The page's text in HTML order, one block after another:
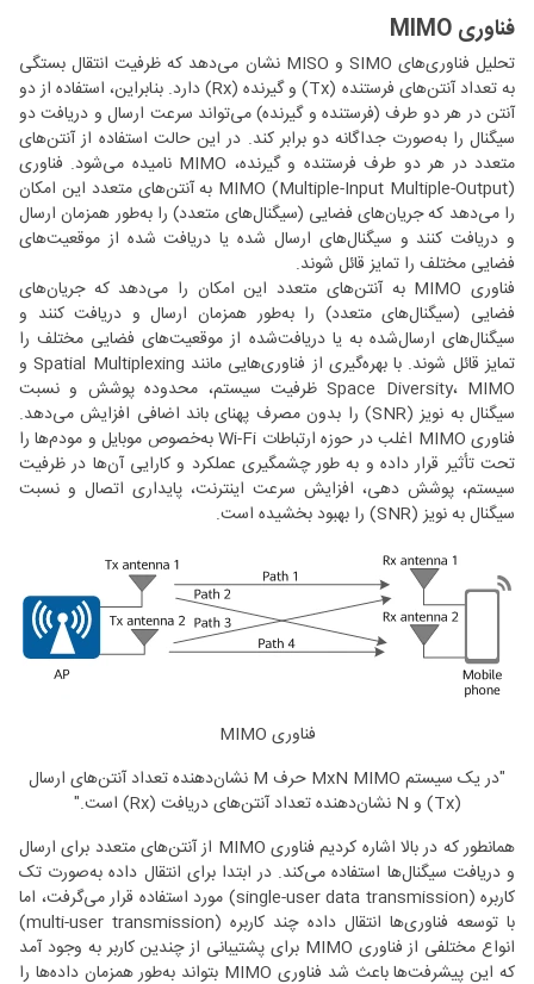
فناوری MIMO
تحلیل‌ فناوری‌های SIMO و MISO نشان می‌دهد که ظرفیت انتقال بستگی
به تعداد آنتن‌های فرستنده (Tx) و گیرنده (Rx) دارد. بنابراین، استفاده از دو
آنتن در هر دو طرف (فرستنده و گیرنده) می‌تواند سرعت ارسال و دریافت دو
سیگنال را به‌صورت جداگانه دو برابر کند. در این حالت استفاده از آنتن‌های
متعدد در هر دو طرف فرستنده و گیرنده، MIMO نامیده می‌شود. فناوری
MIMO (Multiple-Input Multiple-Output) به آنتن‌های متعدد این امکان
را می‌دهد که جریان‌های فضایی (سیگنال‌های متعدد) را به‌طور همزمان ارسال
و دریافت کنند و سیگنال‌های ارسال‌ شده یا دریافت‌ شده از موقعیت‌های
فضایی مختلف را تمایز قائل شوند.
فناوری MIMO به آنتن‌های متعدد این امکان را می‌دهد که جریان‌های
فضایی (سیگنال‌های متعدد) را به‌طور همزمان ارسال و دریافت کنند و
سیگنال‌های ارسال‌شده به یا دریافت‌شده از موقعیت‌های فضایی مختلف را
تمایز قائل شوند. با بهره‌گیری از فناوری‌هایی مانند Spatial Multiplexing و
Space Diversity، MIMO ظرفیت سیستم، محدوده پوشش و نسبت
سیگنال به نویز (SNR) را بدون مصرف پهنای باند اضافی افزایش می‌دهد.
فناوری MIMO اغلب در حوزه ارتباطات Wi-Fi به‌خصوص موبایل و مودم‌ها را
تحت تأثیر قرار داده و به طور چشمگیری عملکرد و کارایی آن‌ها در ظرفیت
سیستم، پوشش دهی، افزایش سرعت اینترنت، پایداری اتصال و نسبت
سیگنال به نویز (SNR) را بهبود بخشیده است.
فناوری MIMO
"در یک سیستم MxN MIMO حرف M نشان‌دهنده تعداد آنتن‌های ارسال
(Tx) و N نشان‌دهنده تعداد آنتن‌های دریافت (Rx) است."
همانطور که در بالا اشاره کردیم فناوری MIMO از آنتن‌های متعدد برای ارسال
و دریافت سیگنال‌ها استفاده می‌کند. در ابتدا برای انتقال داده به‌صورت تک‌
کاربره (single-user data transmission) مورد استفاده قرار می‌گرفت، اما
با توسعه فناوری‌ها انتقال داده چند کاربره (multi-user transmission)
انواع مختلفی از فناوری MIMO برای پشتیبانی از چندین کاربر به وجود آمد
که این پیشرفت‌ها باعث شد فناوری MIMO بتواند به‌طور همزمان داده‌ها را